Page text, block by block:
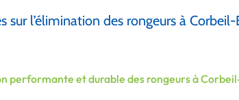
sur l’élimination des rongeurs à Corbeil-
performante et durable des rongeurs à